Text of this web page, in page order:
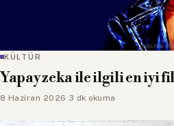
KÜLTÜR
Yapay zeka ile ilgili en iyi
8 Haziran 2026· 3 dk okuma